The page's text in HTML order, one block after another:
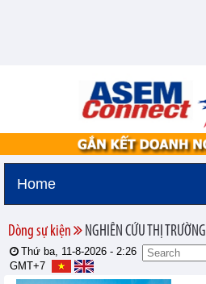
Home
Dòng sự kiện NGHIÊN CỨU THỊ TRƯỜNG
Thứ ba, 11-8-2026 - 2:26
GMT+7